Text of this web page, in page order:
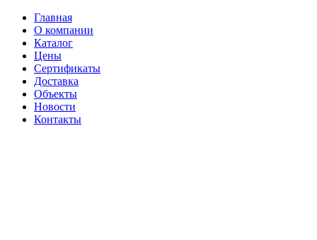
Главная
О компании
Каталог
Цены
Сертификаты
Доставка
Объекты
Новости
Контакты